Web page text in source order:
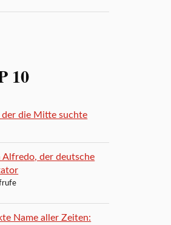
10
der die Mitte suchte
Alfredo, der deutsche
Name aller Zeiten: